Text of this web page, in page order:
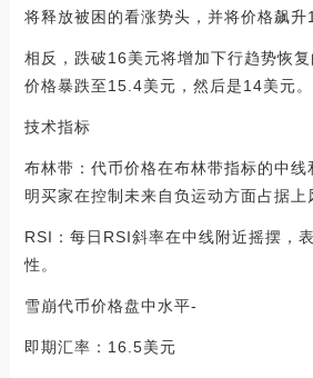
将释放被困的看涨势头，并将价格飙升
相反，跌破16美元将增加下行趋势恢
价格暴跌至15.4美元，然后是14美元。
技术指标
布林带：代币价格在布林带指标的中线
明买家在控制未来自负运动方面占据上
RSI：每日RSI斜率在中线附近摇摆，
性。
雪崩代币价格盘中水平-
即期汇率：16.5美元